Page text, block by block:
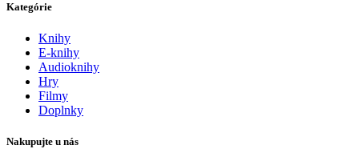
Kategórie
Knihy
E-knihy
Audioknihy
Hry
Filmy
Doplnky
Nakupujte u nás